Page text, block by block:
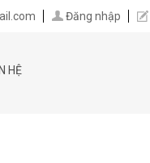
Đăng nhập
HỆ